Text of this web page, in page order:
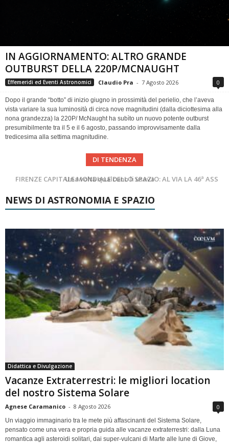
IN AGGIORNAMENTO: ALTRO GRANDE
OUTBURST DELLA 220P/MCNAUGHT
Effemeridi ed Eventi Astronomici Claudio Pra - 7 Agosto 2026 0
Dopo il grande “botto” di inizio giugno in prossimità del perielio, che l’aveva
vista variare la sua luminosità di circa nove magnitudini (dalla diciottesima alla
nona grandezza) la 220P/ McNaught ha subìto un nuovo potente outburst
presumibilmente tra il 5 e il 6 agosto, passando improvvisamente dalla
tredicesima alla settima magnitudine.
DI TENDENZA
FIRENZE CAPITALE MONDIALE DELLO SPAZIO: AL VIA LA 46ª ASSEMBLEA SCIENTIFICA DEL COSPAR
Cielo del Mese di Agosto 2026
NEWS DI ASTRONOMIA E SPAZIO
Didattica e Divulgazione
Vacanze Extraterrestri: le migliori location
del nostro Sistema Solare
Agnese Caramanico - 8 Agosto 2026 0
Un viaggio immaginario tra le mete più affascinanti del Sistema Solare,
pensato come una vera e propria guida alle vacanze extraterrestri: dalla Luna
romantica agli asteroidi solitari, dai super-vulcani di Marte alle lune di Giove,